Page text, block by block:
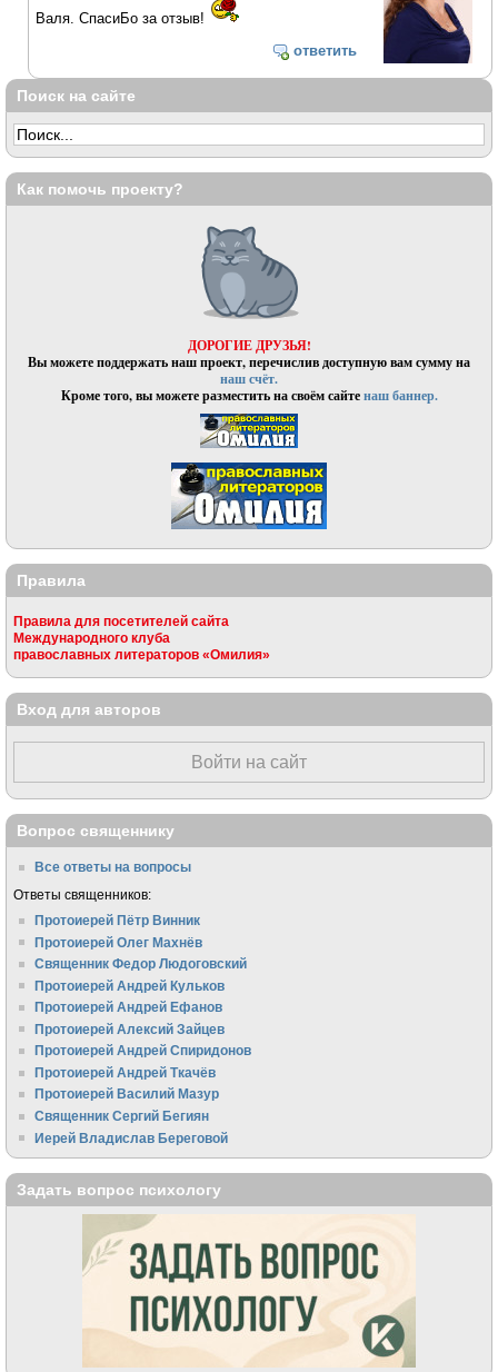
Валя. СпасиБо за отзыв!
ответить
Поиск на сайте
Как помочь проекту?
ДОРОГИЕ ДРУЗЬЯ!
Вы можете поддержать наш проект, перечислив доступную вам сумму на
наш счёт.
Кроме того, вы можете разместить на своём сайтенаш баннер.
Правила
Правила для посетителей сайта
Международного клуба
православных литераторов «Омилия»
Вход для авторов
Войти на сайт
Вопрос священнику
Все ответы на вопросы
Ответы священников:
Протоиерей Пётр Винник
Протоиерей Олег Махнёв
Священник Федор Людоговский
Протоиерей Андрей Кульков
Протоиерей Андрей Ефанов
Протоиерей Алексий Зайцев
Протоиерей Андрей Спиридонов
Протоиерей Андрей Ткачёв
Протоиерей Василий Мазур
Священник Сергий Бегиян
Иерей Владислав Береговой
Задать вопрос психологу